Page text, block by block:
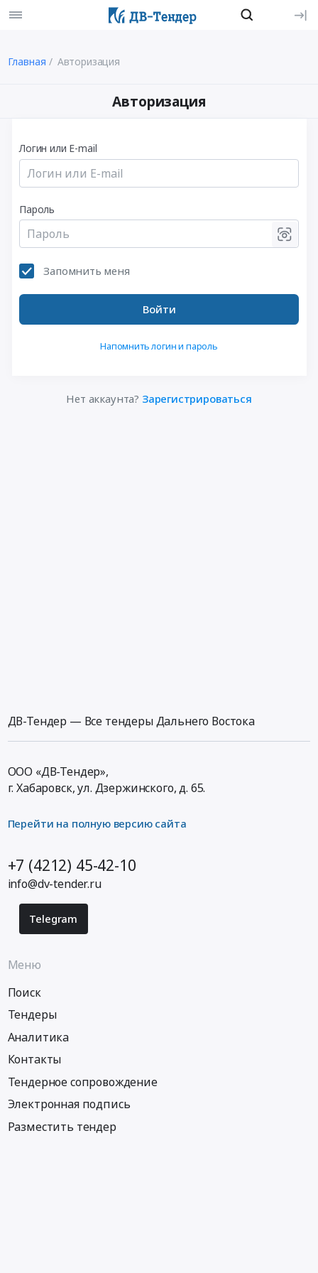
Главная Авторизация
Авторизация
Логин или E-mail
Пароль
Запомнить меня
Войти
Напомнить логин и пароль
Нет аккаунта? Зарегистрироваться
ДВ-Тендер — Все тендеры Дальнего Востока
ООО «ДВ-Тендер»,
г. Хабаровск,ул. Дзержинского, д. 65.
Перейти на полную версию сайта
+7 (4212) 45-42-10
info@dv-tender.ru
Telegram
Меню
Поиск
Тендеры
Аналитика
Контакты
Тендерное сопровождение
Электронная подпись
Разместить тендер